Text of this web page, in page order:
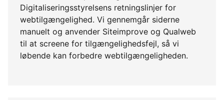
Digitaliseringsstyrelsens retningslinjer for
webtilgængelighed. Vi gennemgår siderne
manuelt og anvender Siteimprove og Qualweb
til at screene for tilgængelighedsfejl, så vi
løbende kan forbedre webtilgængeligheden.